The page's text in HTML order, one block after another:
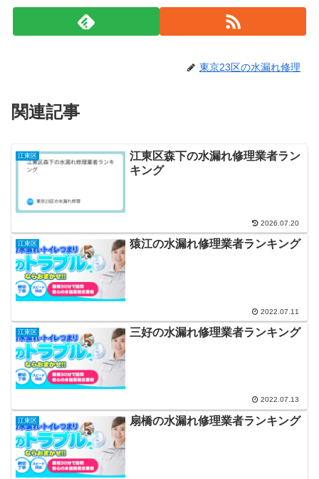
東京23区の水漏れ修理
関連記事
江東区
江東区森下の水漏れ修理業者ラン
キング
2026.07.20
江東区 猿江の水漏れ修理業者ランキング
2022.07.11
江東区 三好の水漏れ修理業者ランキング
2022.07.13
江東区 扇橋の水漏れ修理業者ランキング